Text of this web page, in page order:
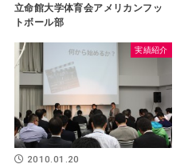
立命館大学体育会アメリカンフッ
トボール部
実績紹介
2010.01.20